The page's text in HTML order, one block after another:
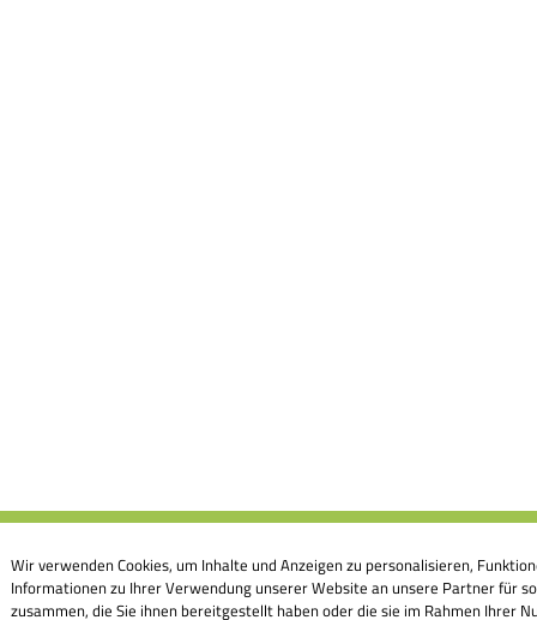
Wir verwenden Cookies, um Inhalte und Anzeigen zu personalisieren,
Informationen zu Ihrer Verwendung unserer Website an unsere Partner für
zusammen, die Sie ihnen bereitgestellt haben oder die sie im Rahmen Ihrer